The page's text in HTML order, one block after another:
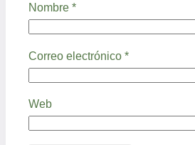
Nombre *
Correo electrónico *
Web